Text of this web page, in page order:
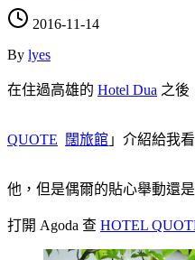
2016-11-14
By lyes
在住過高雄的 Hotel Dua 之後
QUOTE 闊旅館 」介紹給我
他，但是偶爾的貼心舉動還
打開 Agoda 查 HOTEL